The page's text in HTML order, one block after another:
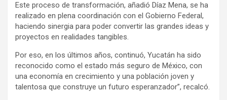
Este proceso de transformación, añadió Díaz Mena, se ha
realizado en plena coordinación con el Gobierno Federal,
haciendo sinergia para poder convertir las grandes ideas y
proyectos en realidades tangibles.
Por eso, en los últimos años, continuó, Yucatán ha sido
reconocido como el estado más seguro de México, con
una economía en crecimiento y una población joven y
talentosa que construye un futuro esperanzador”, recalcó.